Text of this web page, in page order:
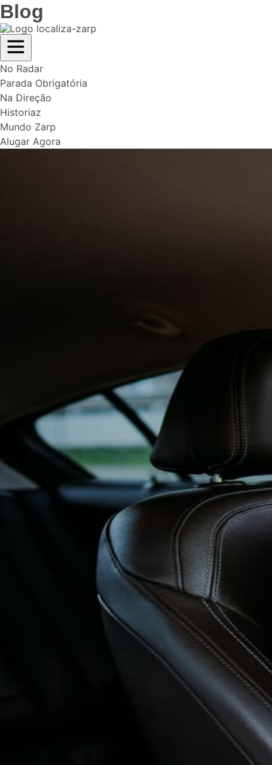
Blog
No Radar
Parada Obrigatória
Na Direção
Historiaz
Mundo Zarp
Alugar Agora